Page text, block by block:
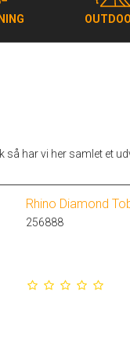
så har vi her samlet et
Rhino Diamond
256888